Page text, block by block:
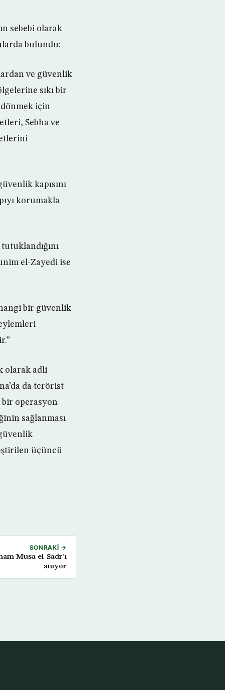
sebebi olarak
bulundu:
ve güvenlik
sıkı bir
dönmek için
Sebha ve
kapısını
korumakla
el-Zayedi ise
bir güvenlik
olarak adli
da terörist
bir operasyon
sağlanması
üçüncü
SONRAKI →
Musa el-Sadr’ı
anıyor